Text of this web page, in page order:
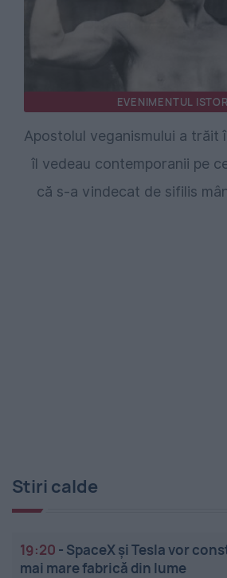
EVENIMENTUL
Apostolul veganismului a trăit
îl vedeau contemporanii pe
că s-a vindecat de sifilis
Stiri calde
19:20 - SpaceX și Tesla vor
mai mare fabrică din lume